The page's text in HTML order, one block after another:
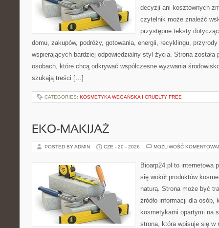
decyzji ani kosztownych
czytelnik może znaleźć
przystępne teksty
domu, zakupów, podróży, gotowania, energii, recyklingu,
wspierających bardziej odpowiedzialny styl życia. Strona została
osobach, które chcą odkrywać współczesne wyzwania
szukają treści […]
CATEGORIES: KOSMETYKA WEGAŃSKA I CRUELTY FREE
EKO-MAKIJAŻ
POSTED BY ADMIN CZE - 20 - 2026 MOŻLIWOŚĆ
Bioarp24.pl to internetowa
się wokół produktów
naturą. Strona może być
źródło informacji dla osób,
kosmetykami opartymi na
strona, która wpisuje się w